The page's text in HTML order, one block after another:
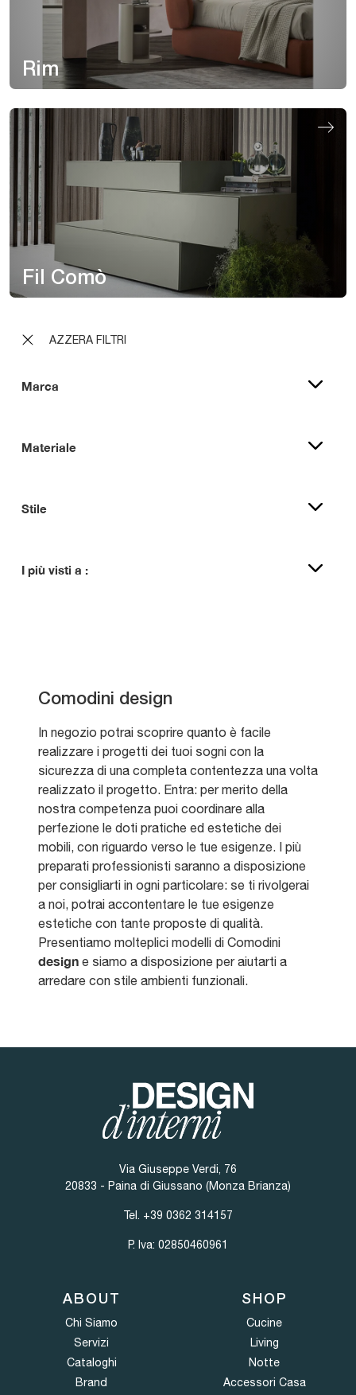
AZZERA FILTRI
Marca
Materiale
Stile
I più visti a :
Rim
Fil Comò
Comodini design
In negozio potrai scoprire quanto è facile
realizzare i progetti dei tuoi sogni con la
sicurezza di una completa contentezza una volta
realizzato il progetto. Entra: per merito della
nostra competenza puoi coordinare alla
perfezione le doti pratiche ed estetiche dei
mobili, con riguardo verso le tue esigenze. I più
preparati professionisti saranno a disposizione
per consigliarti in ogni particolare: se ti rivolgerai
a noi, potrai accontentare le tue esigenze
estetiche con tante proposte di qualità.
Presentiamo molteplici modelli di Comodini
design e siamo a disposizione per aiutarti a
arredare con stile ambienti funzionali.
Via Giuseppe Verdi, 76
20833 - Paina di Giussano (Monza Brianza)
Tel. +39 0362 314157
P. Iva: 02850460961
ABOUT
Chi Siamo
Servizi
Cataloghi
Brand
SHOP
Cucine
Living
Notte
Accessori Casa